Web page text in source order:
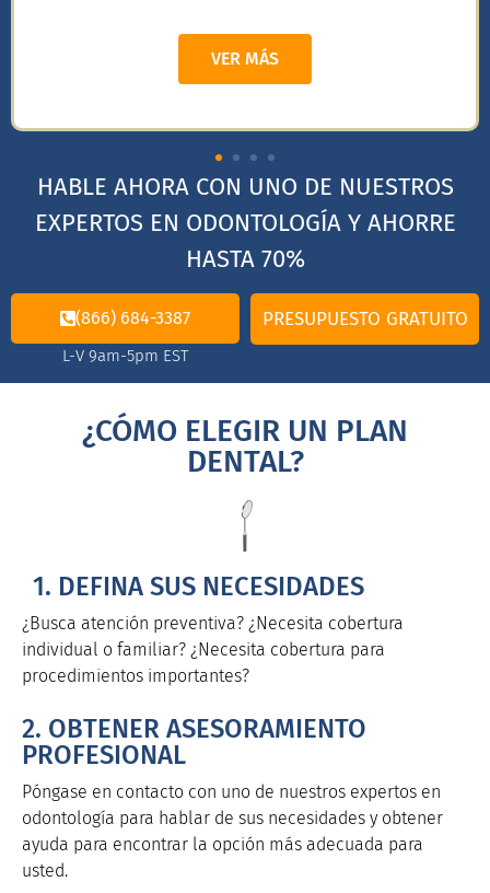
VER MÁS
HABLE AHORA CON UNO DE NUESTROS
EXPERTOS EN ODONTOLOGÍA Y AHORRE
HASTA 70%
(866) 684-3387
L-V 9am-5pm EST
PRESUPUESTO GRATUITO
¿CÓMO ELEGIR UN PLAN
DENTAL?
1. DEFINA SUS NECESIDADES
¿Busca atención preventiva? ¿Necesita cobertura
individual o familiar? ¿Necesita cobertura para
procedimientos importantes?
2. OBTENER ASESORAMIENTO
PROFESIONAL
Póngase en contacto con uno de nuestros expertos en
odontología para hablar de sus necesidades y obtener
ayuda para encontrar la opción más adecuada para
usted.